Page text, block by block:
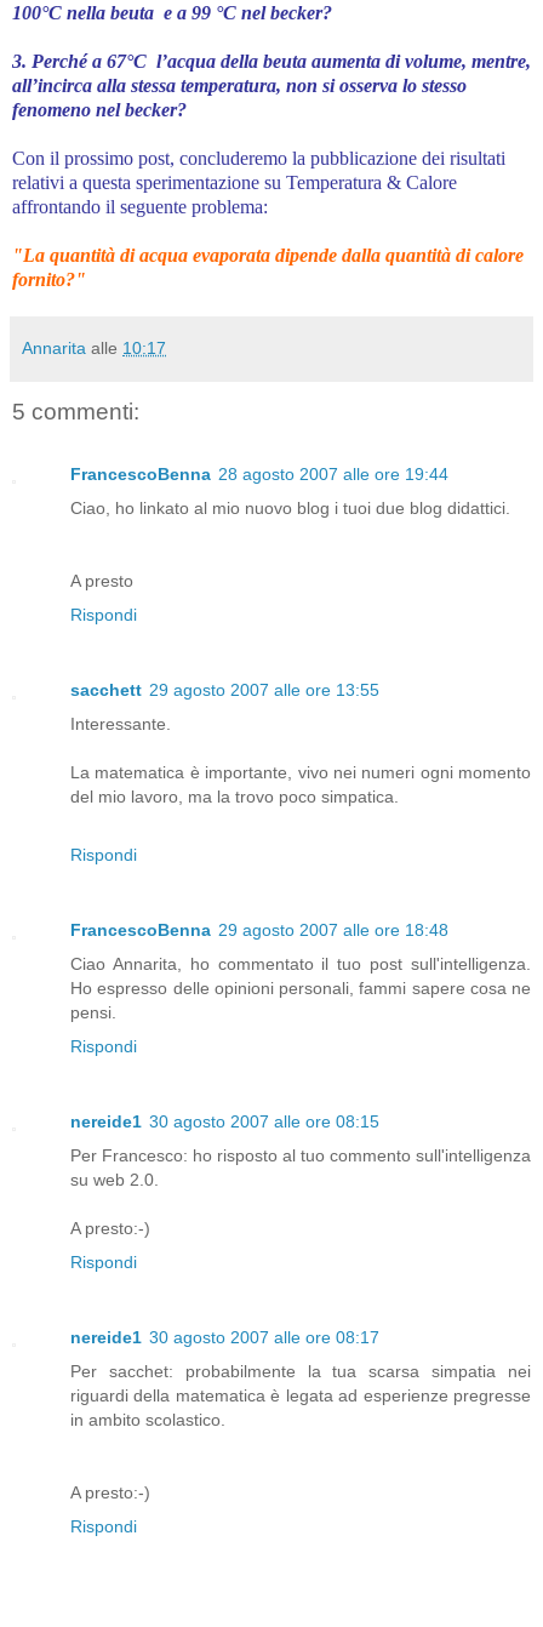
100°C nella beuta e a 99 °C nel becker?
3. Perché a 67°C l’acqua della beuta aumenta di volume, mentre,
all’incirca alla stessa temperatura, non si osserva lo stesso
fenomeno nel becker?
Con il prossimo post, concluderemo la pubblicazione dei risultati
relativi a questa sperimentazione su Temperatura & Calore
affrontando il seguente problema:
"La quantità di acqua evaporata dipende dalla quantità di calore
fornito?"
Annarita alle 10:17
5 commenti:
FrancescoBenna 28 agosto 2007 alle ore 19:44
Ciao, ho linkato al mio nuovo blog i tuoi due blog didattici.
A presto
Rispondi
sacchett 29 agosto 2007 alle ore 13:55
Interessante.
La matematica è importante, vivo nei numeri ogni momento
del mio lavoro, ma la trovo poco simpatica.
Rispondi
FrancescoBenna 29 agosto 2007 alle ore 18:48
Ciao Annarita, ho commentato il tuo post sull'intelligenza.
Ho espresso delle opinioni personali, fammi sapere cosa ne
pensi.
Rispondi
nereide1 30 agosto 2007 alle ore 08:15
Per Francesco: ho risposto al tuo commento sull'intelligenza
su web 2.0.
A presto:-)
Rispondi
nereide1 30 agosto 2007 alle ore 08:17
Per sacchet: probabilmente la tua scarsa simpatia nei
riguardi della matematica è legata ad esperienze pregresse
in ambito scolastico.
A presto:-)
Rispondi